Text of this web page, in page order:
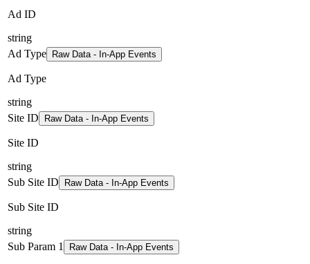
Ad ID
string
Ad Type
Raw Data - In-App Events
Ad Type
string
Site ID
Raw Data - In-App Events
Site ID
string
Sub Site ID
Raw Data - In-App Events
Sub Site ID
string
Sub Param 1
Raw Data - In-App Events